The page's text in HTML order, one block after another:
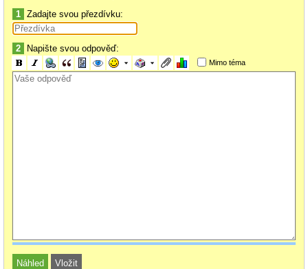
1 Zadajte svou přezdívku:
2 Napište svou odpověď:
Mimo téma